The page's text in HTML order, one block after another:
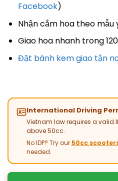
Facebook)
Nhận cắm hoa theo mẫu
Giao hoa nhanh trong
Đặt bánh kem giao tận
International Driving
Vietnam law requires a valid
above 50cc.
No IDP? Try our 50cc
needed.